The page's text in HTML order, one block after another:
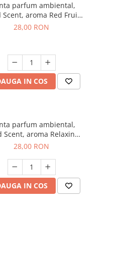
parfum ambiental,
Scent, aroma Red Fruit
Bubble, 20 g
28,00 RON
IN COS
parfum ambiental,
Scent, aroma Relaxing
Lavender, 20 g
28,00 RON
IN COS